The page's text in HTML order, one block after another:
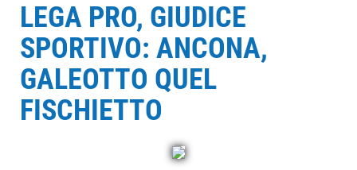
LEGA PRO, GIUDICE
SPORTIVO: ANCONA,
GALEOTTO QUEL
FISCHIETTO